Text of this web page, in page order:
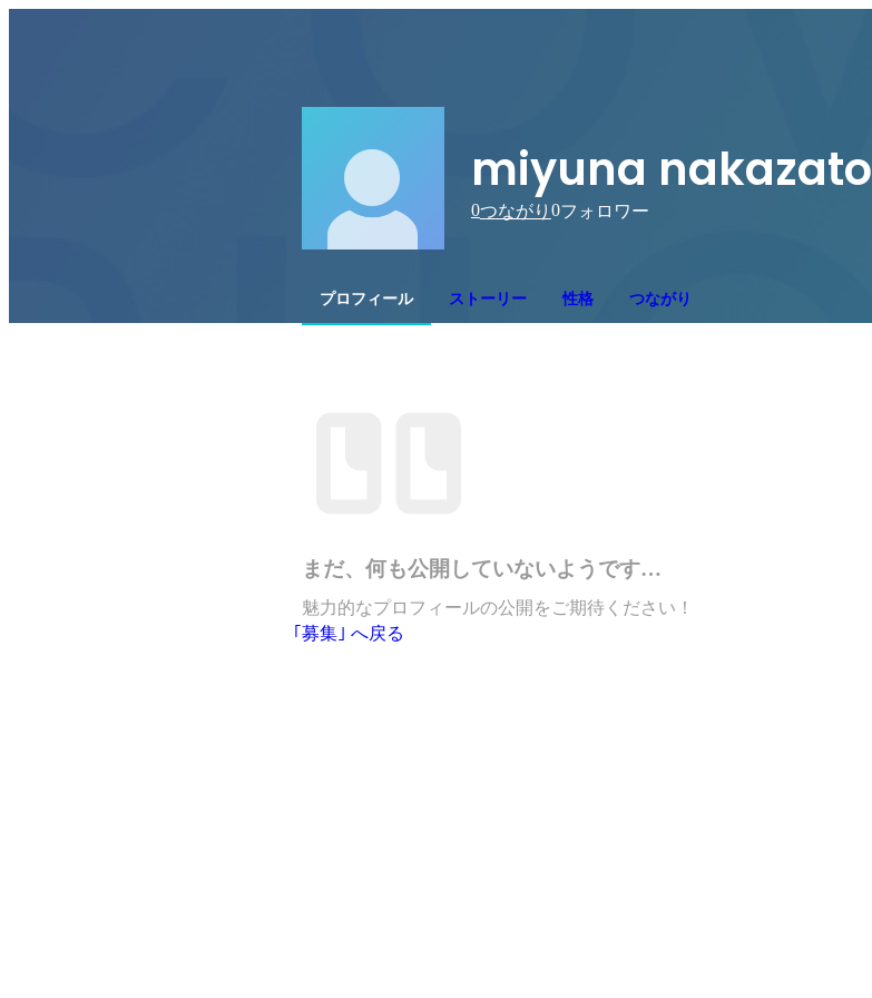
miyuna nakazato
0つながり 0フォロワー
プロフィール ストーリー 性格 つながり
まだ、何も公開していないようです…
魅力的なプロフィールの公開をご期待ください！
｢募集｣ へ戻る